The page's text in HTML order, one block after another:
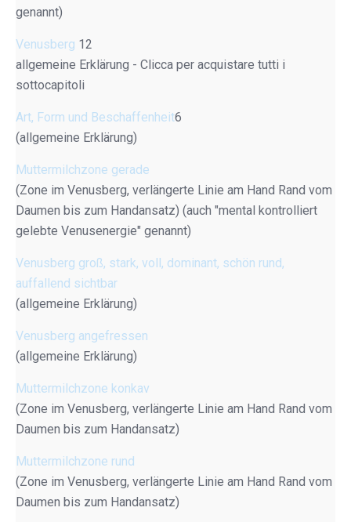
genannt)
Venusberg 12
allgemeine Erklärung - Clicca per acquistare tutti i
sottocapitoli
Art, Form und Beschaffenheit6
(allgemeine Erklärung)
Muttermilchzone gerade
(Zone im Venusberg, verlängerte Linie am Hand Rand vom
Daumen bis zum Handansatz) (auch "mental kontrolliert
gelebte Venusenergie" genannt)
Venusberg groß, stark, voll, dominant, schön rund,
auffallend sichtbar
(allgemeine Erklärung)
Venusberg angefressen
(allgemeine Erklärung)
Muttermilchzone konkav
(Zone im Venusberg, verlängerte Linie am Hand Rand vom
Daumen bis zum Handansatz)
Muttermilchzone rund
(Zone im Venusberg, verlängerte Linie am Hand Rand vom
Daumen bis zum Handansatz)